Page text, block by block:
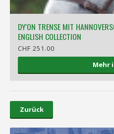
DY'ON TRENSE MIT
ENGLISH COLLECTION
CHF 251.00
Mehr
Zurück